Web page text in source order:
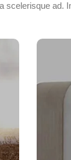
scelerisque ad.